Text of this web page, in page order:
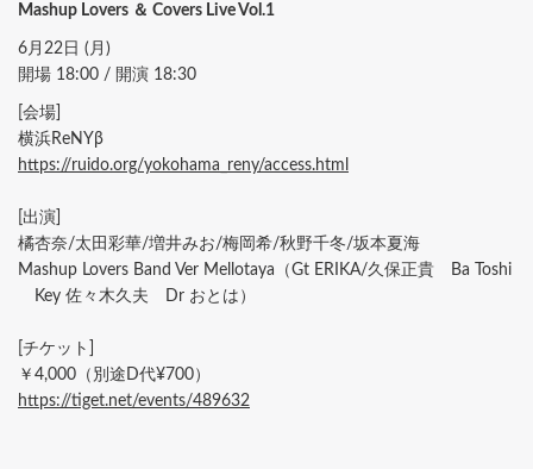
Mashup Lovers ＆ Covers Live Vol.1
6月22日 (月)
開場 18:00 / 開演 18:30
[会場]
横浜ReNYβ
https://ruido.org/yokohama_reny/access.html
[出演]
橘杏奈/太田彩華/増井みお/梅岡希/秋野千冬/坂本夏海
Mashup Lovers Band Ver Mellotaya（Gt ERIKA/久保正貴 Ba Toshi
Key 佐々木久夫 Dr おとは）
[チケット]
￥4,000（別途D代¥700）
https://tiget.net/events/489632